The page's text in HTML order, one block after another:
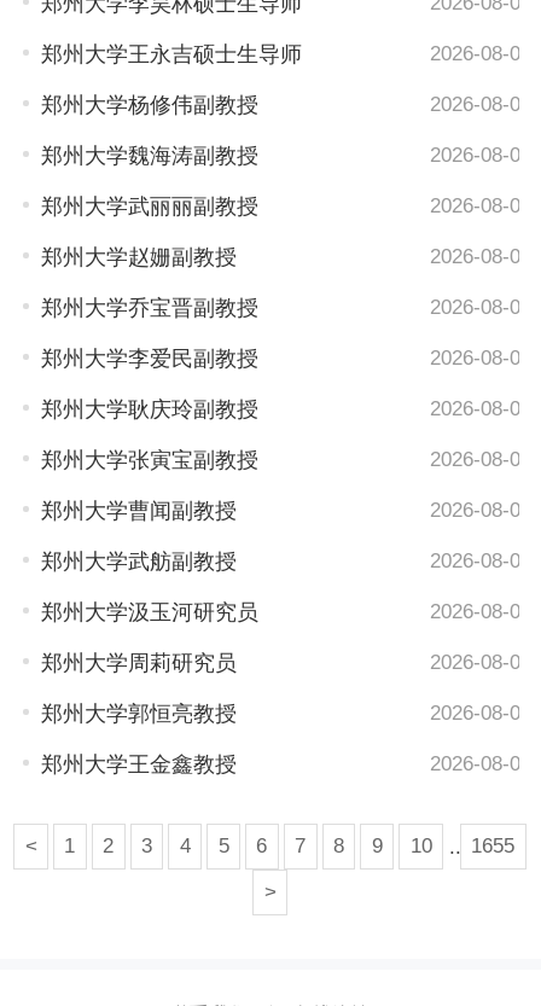
郑州大学王永吉硕士生导师 2026-08-04
郑州大学杨修伟副教授 2026-08-04
郑州大学魏海涛副教授 2026-08-04
郑州大学武丽丽副教授 2026-08-04
郑州大学赵姗副教授 2026-08-04
郑州大学乔宝晋副教授 2026-08-04
郑州大学李爱民副教授 2026-08-04
郑州大学耿庆玲副教授 2026-08-04
郑州大学张寅宝副教授 2026-08-04
郑州大学曹闻副教授 2026-08-04
郑州大学武舫副教授 2026-08-04
郑州大学汲玉河研究员 2026-08-04
郑州大学周莉研究员 2026-08-04
郑州大学郭恒亮教授 2026-08-04
郑州大学王金鑫教授 2026-08-04
< 1 2 3 4 5 6 7 8 9 10 .. 1655
>